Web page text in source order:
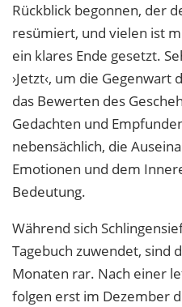
Rückblick begonnen, der
resümiert, und vielen ist
ein klares Ende gesetzt.
›Jetzt‹, um die
das Bewerten des
Gedachten und
nebensächlich, die
Emotionen und dem
Bedeutung.
Während sich
Tagebuch zuwendet, sind
Monaten rar. Nach einer
folgen erst im Dezember